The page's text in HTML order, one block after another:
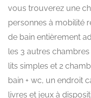
vous trouverez une
personnes à mobilité
de bain entièrement
les 3 autres chambres
lits simples et 2
bain + wc, un endroit
livres et jeux à